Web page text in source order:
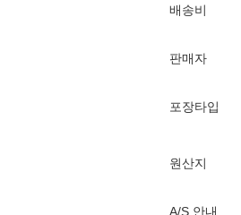
배송비
판매자
포장타입
원산지
A/S 안내